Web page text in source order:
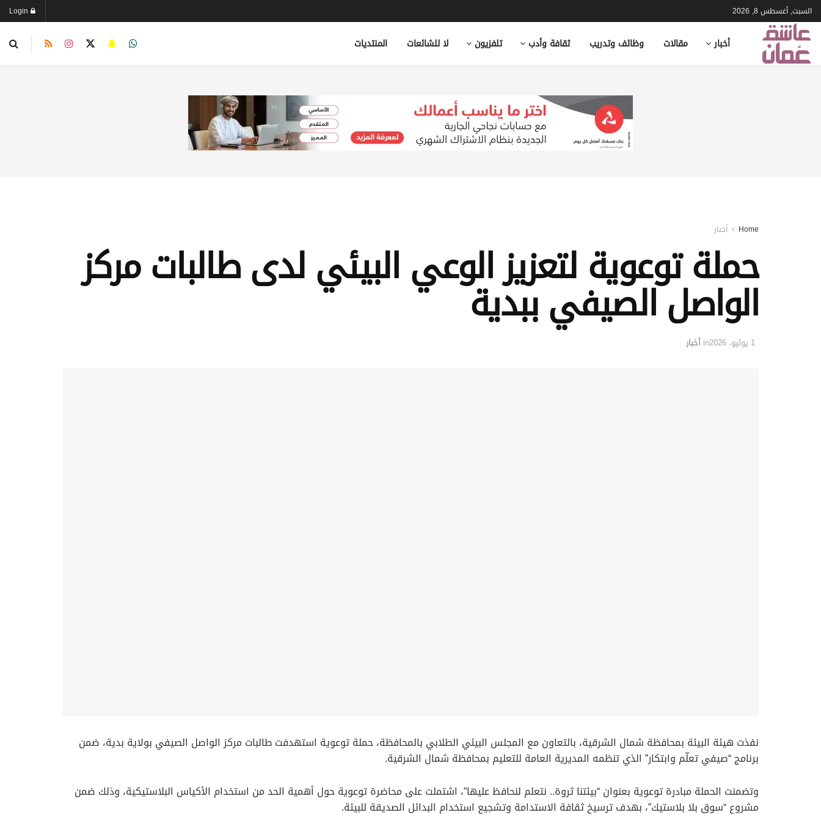
السبت, أغسطس 8, 2026
أخبار مقالات وظائف وتدريب ثقافة وأدب تلفزيون لا للشائعات المنتديات
Home أخبار
حملة توعوية لتعزيز الوعي البيئي لدى طالبات مركز
الواصل الصيفي ببدية
1 يوليو، 2026 in أخبار
نفذت هيئة البيئة بمحافظة شمال الشرقية، بالتعاون مع المجلس البيئي الطلابي بالمحافظة، حملة توعوية استهدفت طالبات مركز الواصل الصيفي بولاية بدية، ضمن
برنامج “صيفي تعلّم وابتكار” الذي تنظمه المديرية العامة للتعليم بمحافظة شمال الشرقية.
وتضمنت الحملة مبادرة توعوية بعنوان “بيئتنا ثروة.. نتعلم لنحافظ عليها”، اشتملت على محاضرة توعوية حول أهمية الحد من استخدام الأكياس البلاستيكية، وذلك ضمن
مشروع “سوق بلا بلاستيك”، بهدف ترسيخ ثقافة الاستدامة وتشجيع استخدام البدائل الصديقة للبيئة.